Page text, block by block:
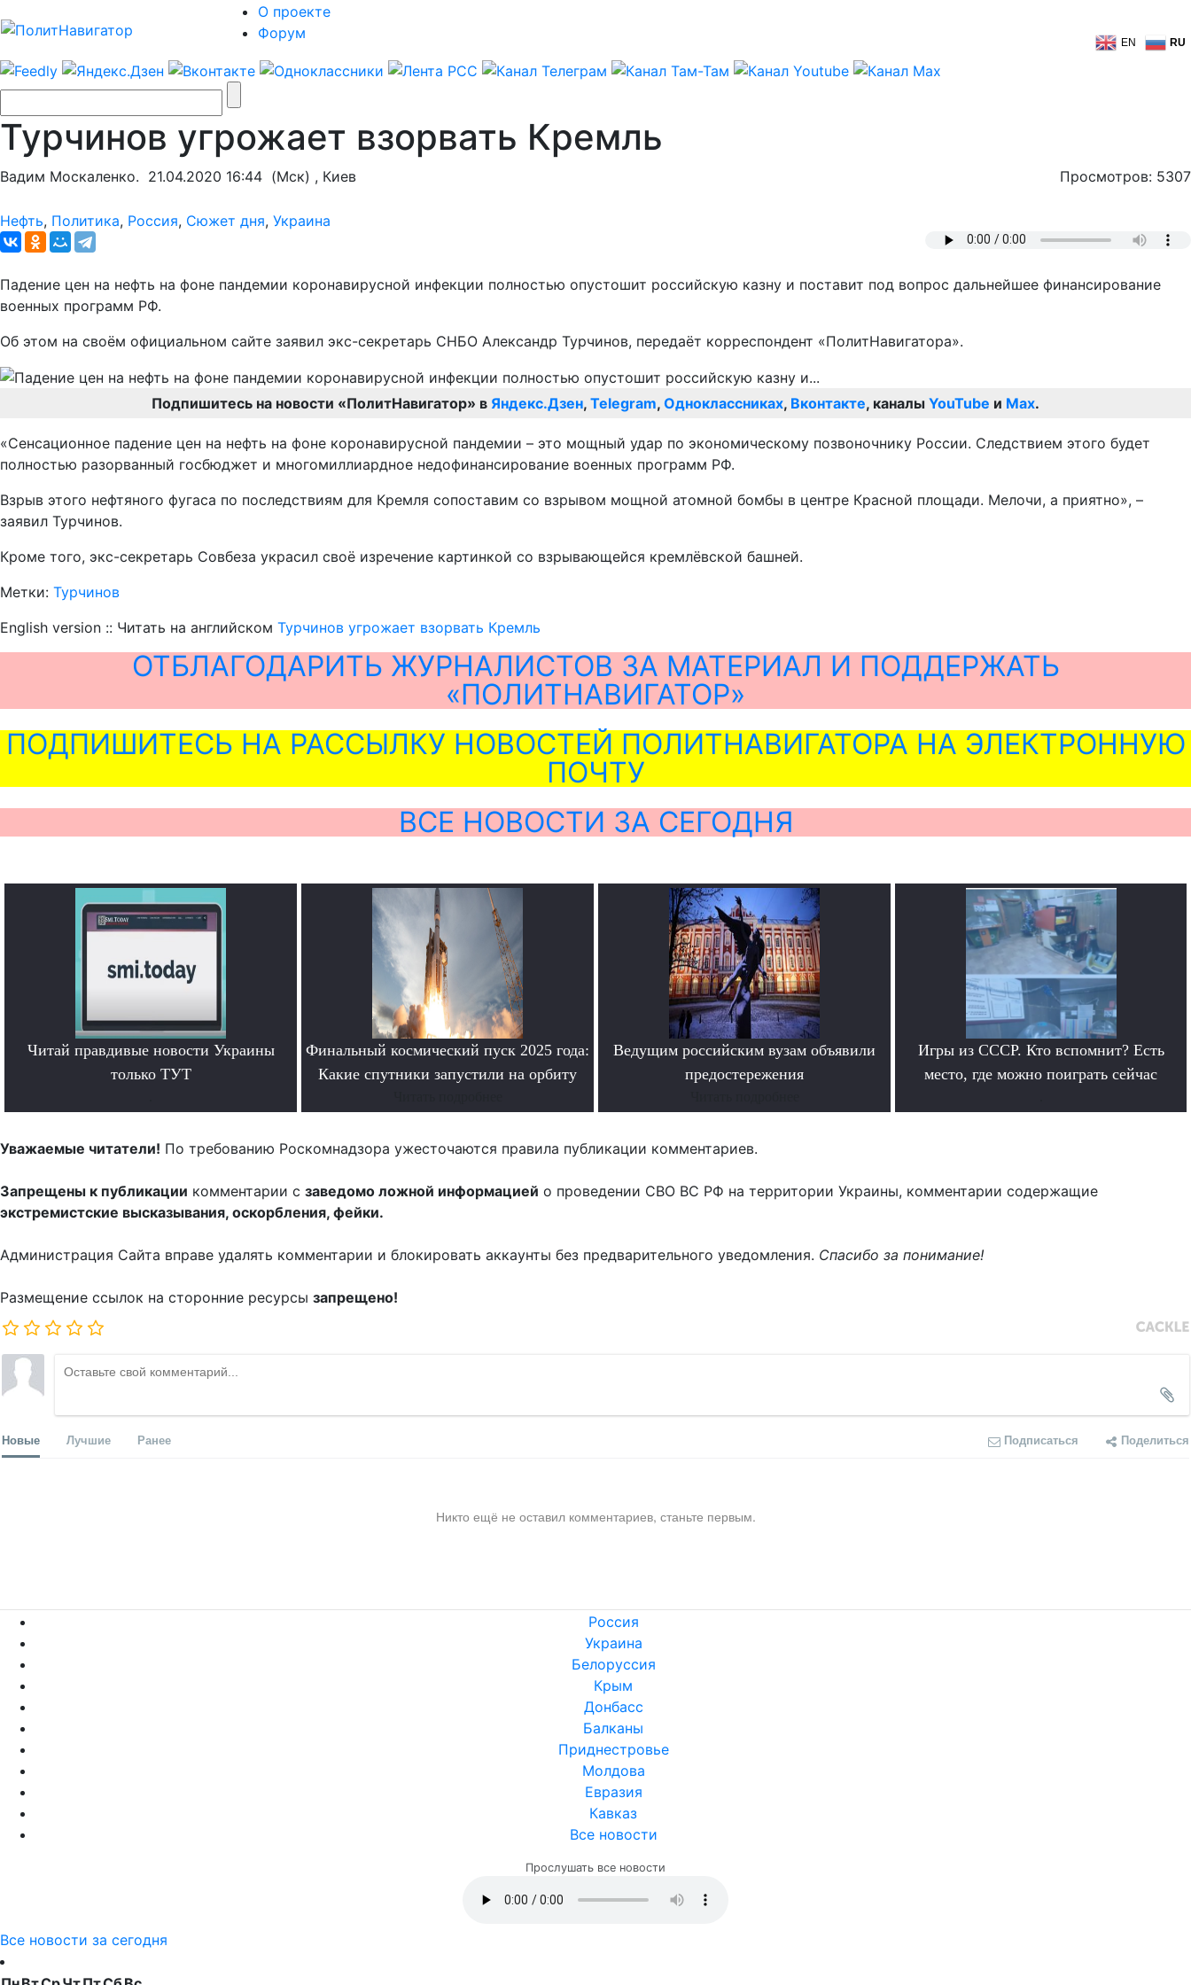
О проекте
Форум
EN RU
Турчинов угрожает взорвать Кремль
Вадим Москаленко. 21.04.2020 16:44 (Мск) , Киев Просмотров: 5307
Нефть, Политика, Россия, Сюжет дня, Украина
Падение цен на нефть на фоне пандемии коронавирусной инфекции полностью опустошит российскую казну и поставит под вопрос дальнейшее финансирование
военных программ РФ.
Об этом на своём официальном сайте заявил экс-секретарь СНБО Александр Турчинов, передаёт корреспондент «ПолитНавигатора».
Подпишитесь на новости «ПолитНавигатор» в Яндекс.Дзен, Telegram, Одноклассниках, Вконтакте, каналы YouTube и Max.
«Сенсационное падение цен на нефть на фоне коронавирусной пандемии – это мощный удар по экономическому позвоночнику России. Следствием этого будет
полностью разорванный госбюджет и многомиллиардное недофинансирование военных программ РФ.
Взрыв этого нефтяного фугаса по последствиям для Кремля сопоставим со взрывом мощной атомной бомбы в центре Красной площади. Мелочи, а приятно», –
заявил Турчинов.
Кроме того, экс-секретарь Совбеза украсил своё изречение картинкой со взрывающейся кремлёвской башней.
Метки: Турчинов
English version :: Читать на английском Турчинов угрожает взорвать Кремль
ОТБЛАГОДАРИТЬ ЖУРНАЛИСТОВ ЗА МАТЕРИАЛ И ПОДДЕРЖАТЬ
«ПОЛИТНАВИГАТОР»
ПОДПИШИТЕСЬ НА РАССЫЛКУ НОВОСТЕЙ ПОЛИТНАВИГАТОРА НА ЭЛЕКТРОННУЮ
ПОЧТУ
ВСЕ НОВОСТИ ЗА СЕГОДНЯ
Читай правдивые новости Украины
только ТУТ
Финальный космический пуск 2025 года:
Какие спутники запустили на орбиту
Ведущим российским вузам объявили
предостережения
Игры из СССР. Кто вспомнит? Есть
место, где можно поиграть сейчас
Уважаемые читатели! По требованию Роскомнадзора ужесточаются правила публикации комментариев.
Запрещены к публикации комментарии с заведомо ложной информацией о проведении СВО ВС РФ на территории Украины, комментарии содержащие
экстремистские высказывания, оскорбления, фейки.
Администрация Сайта вправе удалять комментарии и блокировать аккаунты без предварительного уведомления. Спасибо за понимание!
Размещение ссылок на сторонние ресурсы запрещено!
Новые Лучшие Ранее Подписаться Поделиться
Никто ещё не оставил комментариев, станьте первым.
Россия
Украина
Белоруссия
Крым
Донбасс
Балканы
Приднестровье
Молдова
Евразия
Кавказ
Все новости
Прослушать все новости
Все новости за сегодня